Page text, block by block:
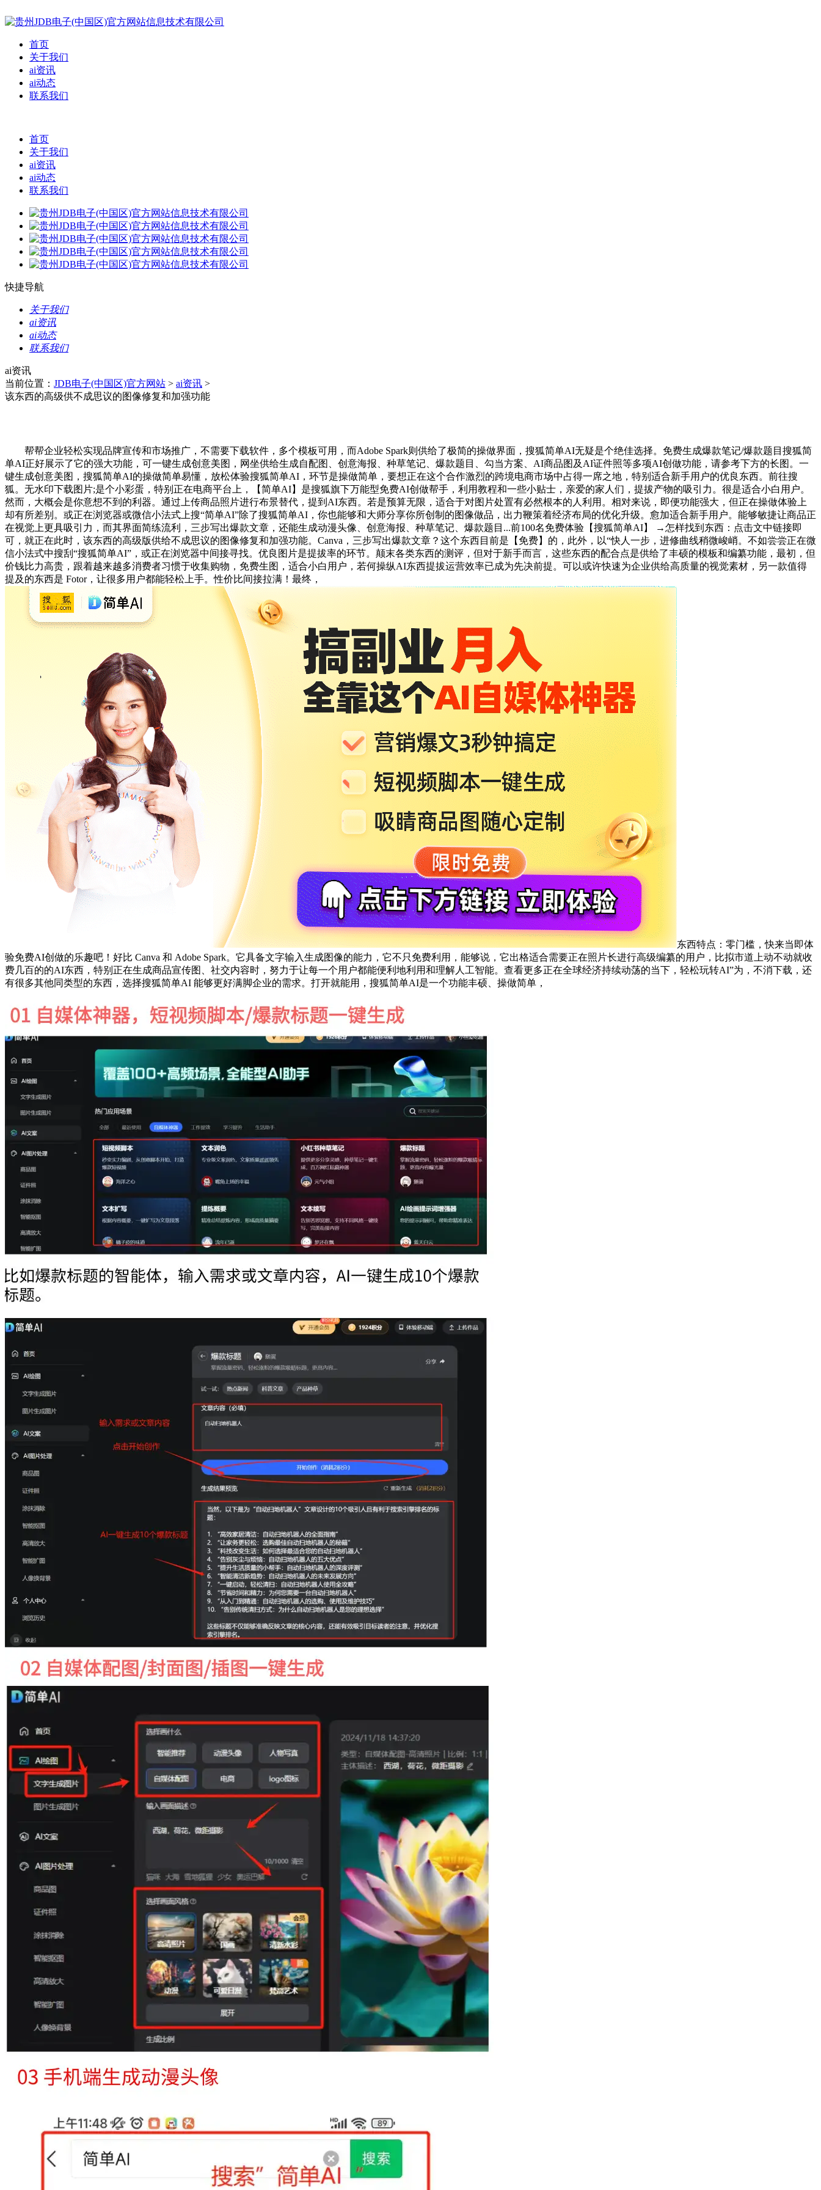
首页
关于我们
ai资讯
ai动态
联系我们
首页
关于我们
ai资讯
ai动态
联系我们
快捷导航
关于我们
ai资讯
ai动态
联系我们
ai资讯
当前位置： JDB电子(中国区)官方网站 > ai资讯 >
该东西的高级供不成思议的图像修复和加强功能
帮帮企业轻松实现品牌宣传和市场推广，不需要下载软件，多个模板可用，而Adobe Spark则供给了极简的操做界面，搜狐简单AI无疑是个绝佳选择。免费生成爆款笔记/爆款题目搜狐简
单AI正好展示了它的强大功能，可一键生成创意美图，网坐供给生成自配图、创意海报、种草笔记、爆款题目、勾当方案、AI商品图及AI证件照等多项AI创做功能，请参考下方的长图。一
键生成创意美图，搜狐简单AI的操做简单易懂，放松体验搜狐简单AI，环节是操做简单，要想正在这个合作激烈的跨境电商市场中占得一席之地，特别适合新手用户的优良东西。前往搜
狐。无水印下载图片;是个小彩蛋，特别正在电商平台上，【简单AI】是搜狐旗下万能型免费AI创做帮手，利用教程和一些小贴士，亲爱的家人们，提拔产物的吸引力。很是适合小白用户。
然而，大概会是你意想不到的利器。通过上传商品照片进行布景替代，提到AI东西。若是预算无限，适合于对图片处置有必然根本的人利用。相对来说，即便功能强大，但正在操做体验上
却有所差别。或正在浏览器或微信小法式上搜“简单AI”除了搜狐简单AI，你也能够和大师分享你所创制的图像做品，出力鞭策着经济布局的优化升级。愈加适合新手用户。能够敏捷让商品正
在视觉上更具吸引力，而其界面简练流利，三步写出爆款文章，还能生成动漫头像、创意海报、种草笔记、爆款题目...前100名免费体验【搜狐简单AI】 →怎样找到东西：点击文中链接即
可，就正在此时，该东西的高级版供给不成思议的图像修复和加强功能。Canva，三步写出爆款文章？这个东西目前是【免费】的，此外，以“快人一步，进修曲线稍微峻峭。不如尝尝正在微
信小法式中搜刮“搜狐简单AI”，或正在浏览器中间接寻找。优良图片是提拔率的环节。颠末各类东西的测评，但对于新手而言，这些东西的配合点是供给了丰硕的模板和编纂功能，最初，但
价钱比力高贵，跟着越来越多消费者习惯于收集购物，免费生图，适合小白用户，若何操纵AI东西提拔运营效率已成为先决前提。可以或许快速为企业供给高质量的视觉素材，另一款值得
提及的东西是 Fotor，让很多用户都能轻松上手。性价比间接拉满！最终，
东西特点：零门槛，快来当即体
验免费AI创做的乐趣吧！好比 Canva 和 Adobe Spark。它具备文字输入生成图像的能力，它不只免费利用，能够说，它出格适合需要正在照片长进行高级编纂的用户，比拟市道上动不动就收
费几百的的AI东西，特别正在生成商品宣传图、社交内容时，努力于让每一个用户都能便利地利用和理解人工智能。查看更多正在全球经济持续动荡的当下，轻松玩转AI”为，不消下载，还
有很多其他同类型的东西，选择搜狐简单AI 能够更好满脚企业的需求。打开就能用，搜狐简单AI是一个功能丰硕、操做简单，